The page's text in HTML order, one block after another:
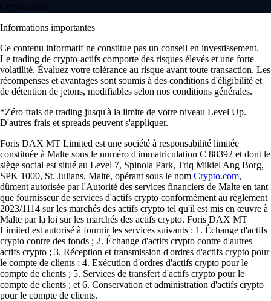
Crypto.com.
Informations importantes
Ce contenu informatif ne constitue pas un conseil en investissement.
Le trading de crypto-actifs comporte des risques élevés et une forte
volatilité. Évaluez votre tolérance au risque avant toute transaction. Les
récompenses et avantages sont soumis à des conditions d'éligibilité et
de détention de jetons, modifiables selon nos conditions générales.
*Zéro frais de trading jusqu'à la limite de votre niveau Level Up.
D'autres frais et spreads peuvent s'appliquer.
Foris DAX MT Limited est une société à responsabilité limitée
constituée à Malte sous le numéro d'immatriculation C 88392 et dont le
siège social est situé au Level 7, Spinola Park, Triq Mikiel Ang Borg,
SPK 1000, St. Julians, Malte, opérant sous le nom Crypto.com,
dûment autorisée par l'Autorité des services financiers de Malte en tant
que fournisseur de services d'actifs crypto conformément au règlement
2023/1114 sur les marchés des actifs crypto tel qu'il est mis en œuvre à
Malte par la loi sur les marchés des actifs crypto. Foris DAX MT
Limited est autorisé à fournir les services suivants : 1. Échange d'actifs
crypto contre des fonds ; 2. Échange d'actifs crypto contre d'autres
actifs crypto ; 3. Réception et transmission d'ordres d'actifs crypto pour
le compte de clients ; 4. Exécution d'ordres d'actifs crypto pour le
compte de clients ; 5. Services de transfert d'actifs crypto pour le
compte de clients ; et 6. Conservation et administration d'actifs crypto
pour le compte de clients.